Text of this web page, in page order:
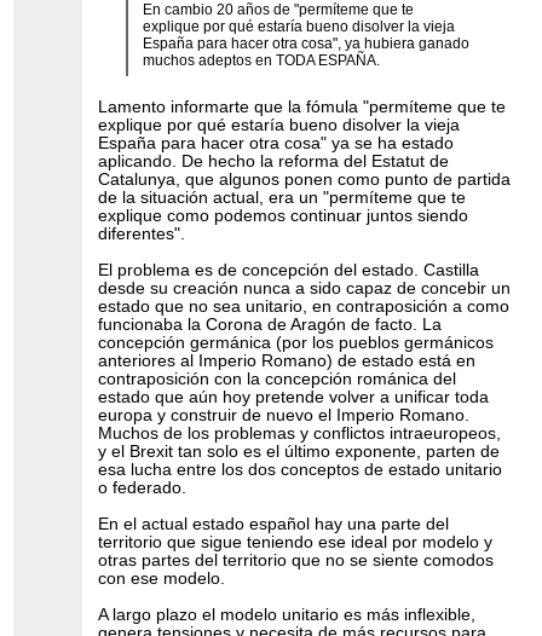
En cambio 20 años de "permíteme que te
explique por qué estaría bueno disolver la vieja
España para hacer otra cosa", ya hubiera ganado
muchos adeptos en TODA ESPAÑA.
Lamento informarte que la fómula "permíteme que te
explique por qué estaría bueno disolver la vieja
España para hacer otra cosa" ya se ha estado
aplicando. De hecho la reforma del Estatut de
Catalunya, que algunos ponen como punto de partida
de la situación actual, era un "permíteme que te
explique como podemos continuar juntos siendo
diferentes".
El problema es de concepción del estado. Castilla
desde su creación nunca a sido capaz de concebir un
estado que no sea unitario, en contraposición a como
funcionaba la Corona de Aragón de facto. La
concepción germánica (por los pueblos germánicos
anteriores al Imperio Romano) de estado está en
contraposición con la concepción románica del
estado que aún hoy pretende volver a unificar toda
europa y construir de nuevo el Imperio Romano.
Muchos de los problemas y conflictos intraeuropeos,
y el Brexit tan solo es el último exponente, parten de
esa lucha entre los dos conceptos de estado unitario
o federado.
En el actual estado español hay una parte del
territorio que sigue teniendo ese ideal por modelo y
otras partes del territorio que no se siente comodos
con ese modelo.
A largo plazo el modelo unitario es más inflexible,